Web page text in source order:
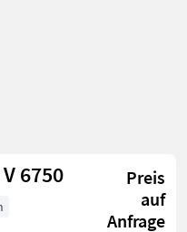
McHale V 6750
Preis
auf
Anfrage